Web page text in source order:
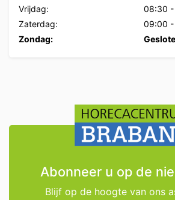
Vrijdag:
08:30 -
Zaterdag:
09:00 -
Zondag:
Abonneer u op de
Blijf op de hoogte van ons